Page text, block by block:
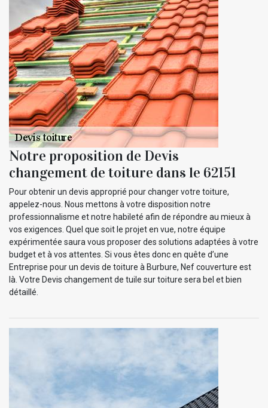
Notre proposition de Devis
changement de toiture dans le 62151
Pour obtenir un devis approprié pour changer votre toiture,
appelez-nous. Nous mettons à votre disposition notre
professionnalisme et notre habileté afin de répondre au mieux à
vos exigences. Quel que soit le projet en vue, notre équipe
expérimentée saura vous proposer des solutions adaptées à votre
budget et à vos attentes. Si vous êtes donc en quête d’une
Entreprise pour un devis de toiture à Burbure, Nef couverture est
là. Votre Devis changement de tuile sur toiture sera bel et bien
détaillé.